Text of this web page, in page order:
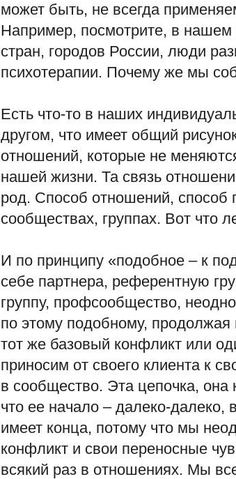
может быть, не всегда
Например, посмотрите, в нашем
стран, городов России, люди
психотерапии. Почему же мы
Есть что-то в наших
другом, что имеет общий
отношений, которые не
нашей жизни. Та связь
род. Способ отношений, способ
сообществах, группах. Вот что
И по принципу «подобное – к
себе партнера, референтную
группу, профсообщество,
по этому подобному, продолжая
тот же базовый конфликт или
приносим от своего клиента к
в сообщество. Эта цепочка, она
что ее начало – далеко-далеко,
имеет конца, потому что мы
конфликт и свои переносные
всякий раз в отношениях. Мы